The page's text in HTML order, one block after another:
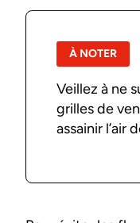
À NOTER
Veillez à ne
grilles de
assainir l’air